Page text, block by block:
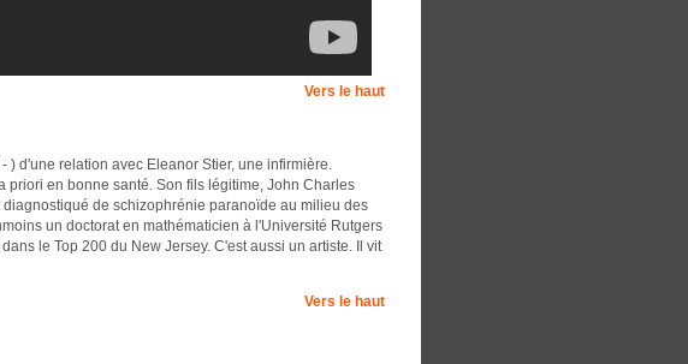
Vers le haut
d'une relation avec Eleanor Stier, une infirmière.
priori en bonne santé. Son fils légitime, John Charles
de schizophrénie paranoïde au milieu des
un doctorat en mathématicien à l'Université Rutgers
le Top 200 du New Jersey. C'est aussi un artiste. Il vit
Vers le haut